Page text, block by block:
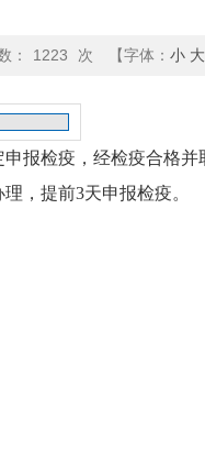
： 1223 次 【字体： 小 大
报检疫，经检疫合格
，提前3天申报检疫。